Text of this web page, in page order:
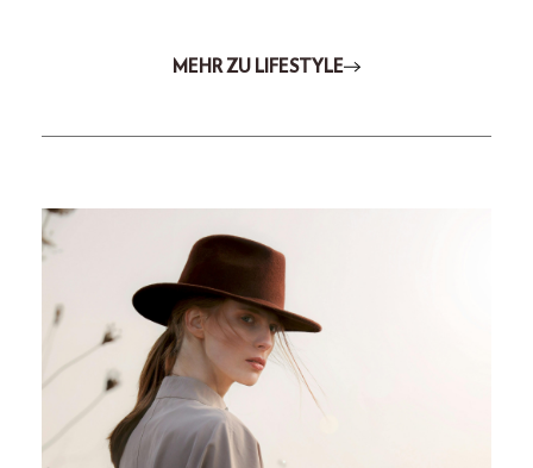
MEHR ZU LIFESTYLE